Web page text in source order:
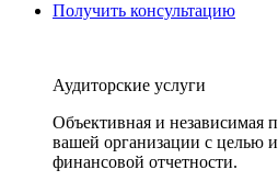
Получить консультацию
Аудиторские услуги
Объективная и независимая
вашей организации с целью
финансовой отчетности.